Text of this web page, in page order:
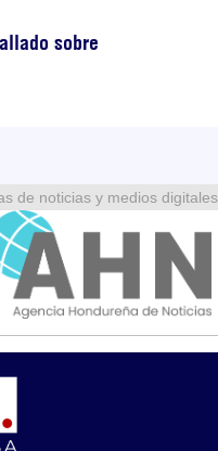
sobre
de noticias y medios digitales